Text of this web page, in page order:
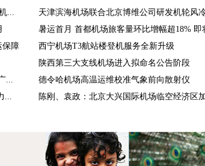
...
保障
...
...
天津滨海机场联合北京博维公司研发机轮风
暑运首月 首都机场旅客量环比增幅超18% 即
西宁机场T3航站楼登机服务全新升级
陕西第三大支线机场进入拟命名公告阶段
德令哈机场高温运维校准气象前向散射仪
陈刚、袁政：北京大兴国际机场临空经济区